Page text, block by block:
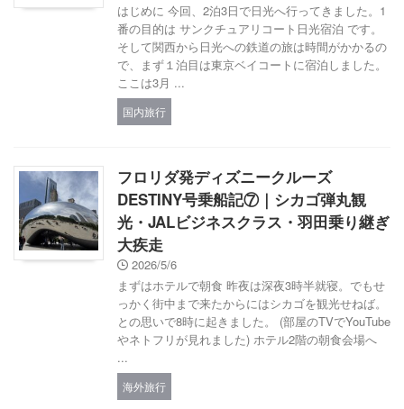
はじめに 今回、2泊3日で日光へ行ってきました。1
番の目的は サンクチュアリコート日光宿泊 です。
そして関西から日光への鉄道の旅は時間がかかるの
で、まず１泊目は東京ベイコートに宿泊しました。
ここは3月 ...
国内旅行
フロリダ発ディズニークルーズ
DESTINY号乗船記⑦｜シカゴ弾丸観
光・JALビジネスクラス・羽田乗り継ぎ
大疾走
2026/5/6
まずはホテルで朝食 昨夜は深夜3時半就寝。でもせ
っかく街中まで来たからにはシカゴを観光せねば。
との思いで8時に起きました。 (部屋のTVでYouTube
やネトフリが見れました) ホテル2階の朝食会場へ
...
海外旅行